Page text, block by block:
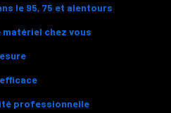
le 95, 75 et alentours
chez vous
professionnelle